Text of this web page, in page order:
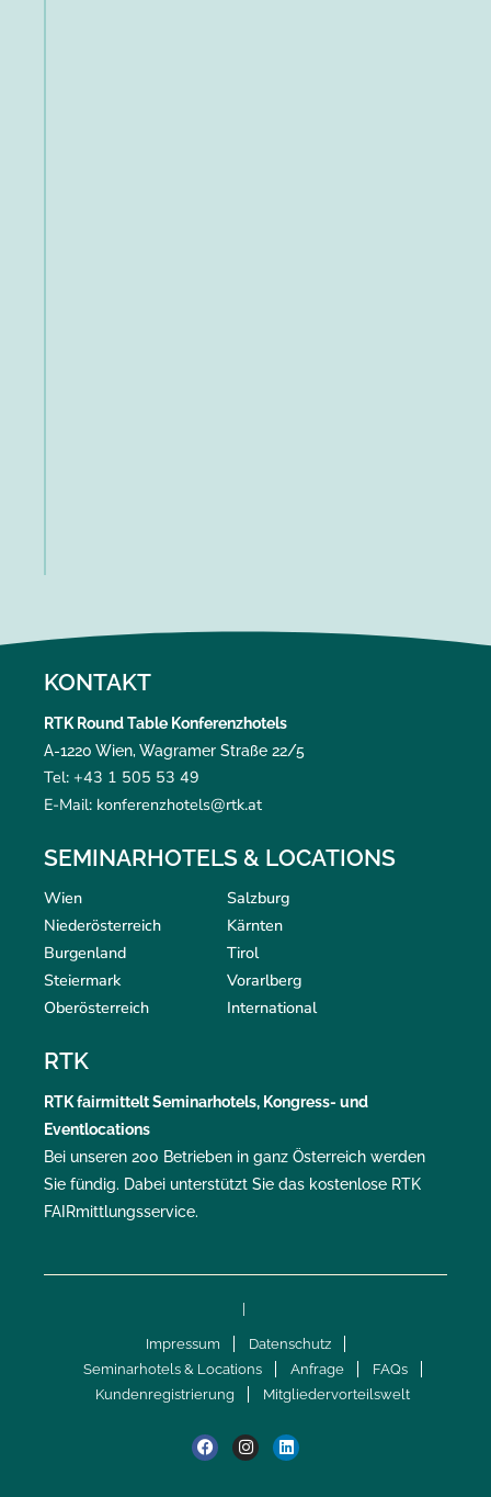
KONTAKT
RTK Round Table Konferenzhotels
A-1220 Wien, Wagramer Straße 22/5
Tel: +43 1 505 53 49
E-Mail: konferenzhotels@rtk.at
SEMINARHOTELS & LOCATIONS
Wien
Niederösterreich
Burgenland
Steiermark
Oberösterreich
Salzburg
Kärnten
Tirol
Vorarlberg
International
RTK
RTKfairmitteltSeminarhotels, Kongress- und
Eventlocations
Bei unseren 200 Betrieben in ganz Österreich werden
Sie fündig. Dabei unterstützt Sie das kostenlose RTK
FAIRmittlungsservice.
|
Impressum
Datenschutz
Seminarhotels & Locations
Anfrage
FAQs
Kundenregistrierung
Mitgliedervorteilswelt